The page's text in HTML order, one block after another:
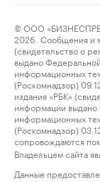
© ООО
2026. Сообщения и
(свидетельство о
выдано
информационных
(Роскомнадзор)
издания «РБК»
информации выдано
информационных
(Роскомнадзор)
сопровождаются
Владельцем сайта
Данные